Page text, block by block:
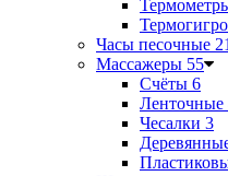
Часы песочные 21
Массажеры 55
Счёты 6
Ленточные
Чесалки 3